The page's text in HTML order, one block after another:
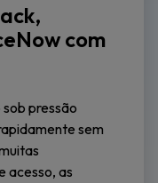
com
pressão
sem
acesso, as